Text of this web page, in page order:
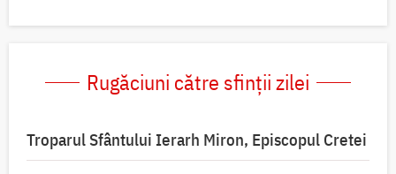
Rugăciuni către sfinții zilei
Troparul Sfântului Ierarh Miron, Episcopul Cretei